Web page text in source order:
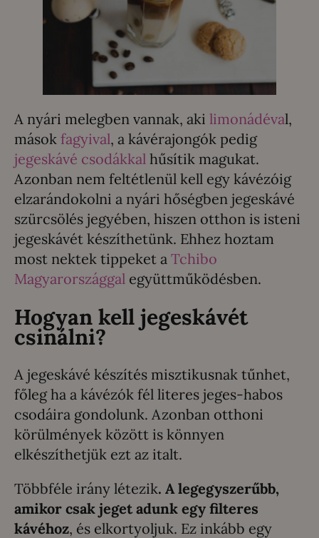
A nyári melegben vannak, aki limonádéval,
mások fagyival, a kávérajongók pedig
jegeskávé csodákkal hűsítik magukat.
Azonban nem feltétlenül kell egy kávézóig
elzarándokolni a nyári hőségben jegeskávé
szürcsölés jegyében, hiszen otthon is isteni
jegeskávét készíthetünk. Ehhez hoztam
most nektek tippeket a Tchibo
Magyarországgal együttműködésben.
Hogyan kell jegeskávét
csinálni?
A jegeskávé készítés misztikusnak tűnhet,
főleg ha a kávézók fél literes jeges-habos
csodáira gondolunk. Azonban otthoni
körülmények között is könnyen
elkészíthetjük ezt az italt.
Többféle irány létezik. A legegyszerűbb,
amikor csak jeget adunk egy filteres
kávéhoz, és elkortyoljuk. Ez inkább egy